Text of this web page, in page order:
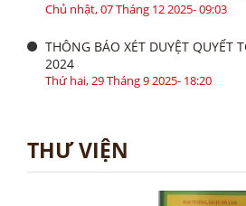
Chủ nhật, 07 Tháng 12 2025- 09:03
THÔNG BÁO XÉT DUYỆT QUYẾT
2024
Thứ hai, 29 Tháng 9 2025- 18:20
THƯ VIỆN